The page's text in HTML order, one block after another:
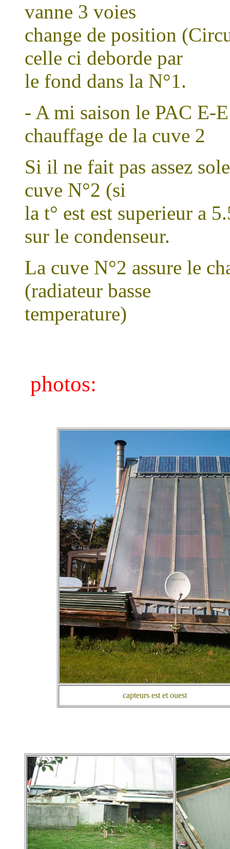
vanne 3 voies
change de position
celle ci deborde par
le fond dans la N°1.
- A mi saison le PAC E-
chauffage de la cuve 2
Si il ne fait pas assez
cuve N°2 (si
la t° est est superieur a
sur le condenseur.
La cuve N°2 assure le
(radiateur basse
temperature)
photos:
capteurs est et ouest